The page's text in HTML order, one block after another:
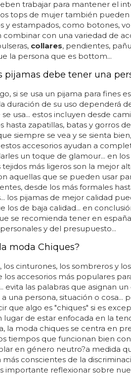
trabajar para mantener el
tops de mujer también
y estampados, como botones,
combinar con una variedad de
collares, pendientes,
la persona que es bottom...
pijamas debe tener una
si se usa un pijama para fines
duración de su uso dependerá
usa... estos incluyen desde
hasta zapatillas, batas y gorros
siempre se vea y se sienta
estos accesorios ayudan a
un toque de glamour... en los
tejidos más ligeros son la mejor
aquellas que se pueden usar
desde los más formales
los pijamas de mejor calidad
los de baja calidad... en
se recomienda tener en
y del presupuesto...
moda Chiques?
los cinturones, los sombreros y los
los accesorios más populares
evita las palabras que asignan
una persona, situación o cosa...
que algo es "chiques" si es
lugar de estar enfocada en la
la moda chiques se centra en
tiempos que funcionan bien con
en género neutro?a medida
más conscientes de la
importante reflexionar sobre